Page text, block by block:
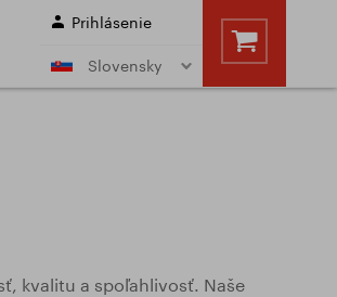
Prihlásenie
Slovensky
kvalitu a spoľahlivosť. Naše